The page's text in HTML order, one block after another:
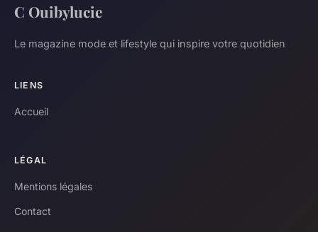
C Ouibylucie
Le magazine mode et lifestyle qui inspire votre quotidien
LIENS
Accueil
LÉGAL
Mentions légales
Contact